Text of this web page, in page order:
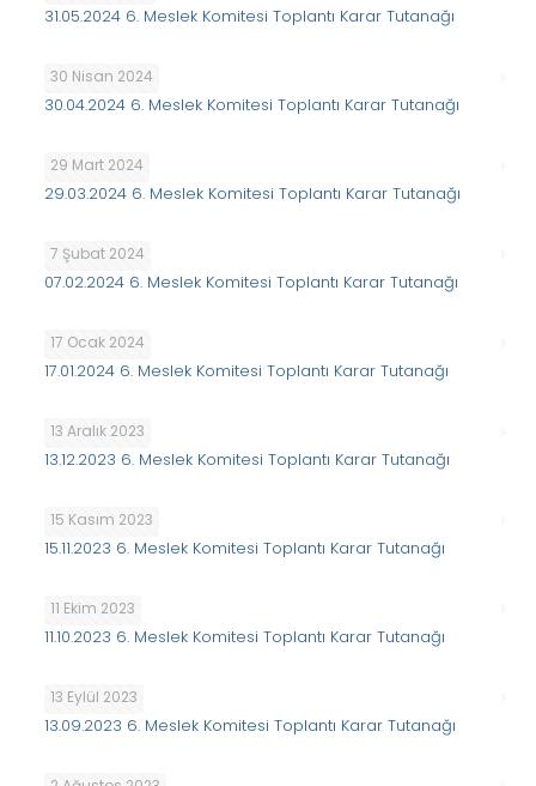
31.05.2024 6. Meslek Komitesi Toplantı Karar Tutanağı
30 Nisan 2024
30.04.2024 6. Meslek Komitesi Toplantı Karar Tutanağı
29 Mart 2024
29.03.2024 6. Meslek Komitesi Toplantı Karar Tutanağı
7 Şubat 2024
07.02.2024 6. Meslek Komitesi Toplantı Karar Tutanağı
17 Ocak 2024
17.01.2024 6. Meslek Komitesi Toplantı Karar Tutanağı
13 Aralık 2023
13.12.2023 6. Meslek Komitesi Toplantı Karar Tutanağı
15 Kasım 2023
15.11.2023 6. Meslek Komitesi Toplantı Karar Tutanağı
11 Ekim 2023
11.10.2023 6. Meslek Komitesi Toplantı Karar Tutanağı
13 Eylül 2023
13.09.2023 6. Meslek Komitesi Toplantı Karar Tutanağı